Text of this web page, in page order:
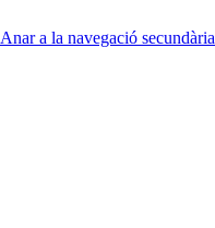
Anar a la navegació secundària